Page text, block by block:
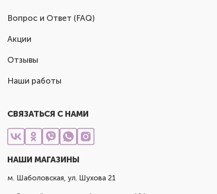
Вопрос и Ответ (FAQ)
Акции
Отзывы
Наши работы
СВЯЗАТЬСЯ С НАМИ
НАШИ МАГАЗИНЫ
м. Шаболовская, ул. Шухова 21